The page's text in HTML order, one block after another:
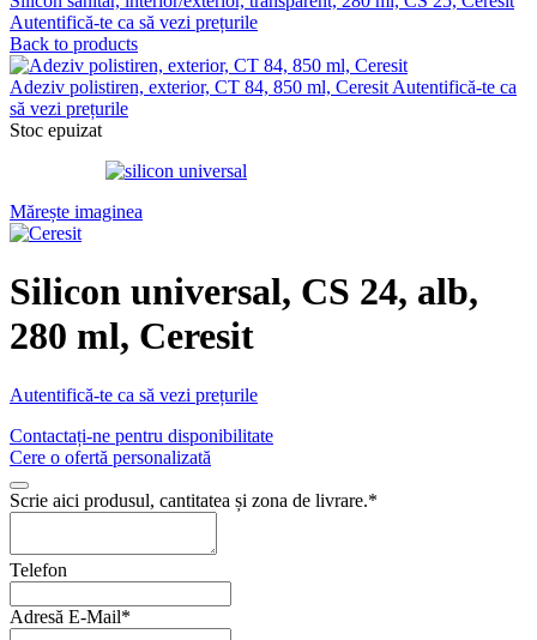
Autentifică-te ca să vezi prețurile
Back to products
Adeziv polistiren, exterior, CT 84, 850 ml, Ceresit Autentifică-te ca
să vezi prețurile
Stoc epuizat
Mărește imaginea
Silicon universal, CS 24, alb,
280 ml, Ceresit
Autentifică-te ca să vezi prețurile
Contactați-ne pentru disponibilitate
Cere o ofertă personalizată
Scrie aici produsul, cantitatea și zona de livrare.*
Telefon
Adresă E-Mail*